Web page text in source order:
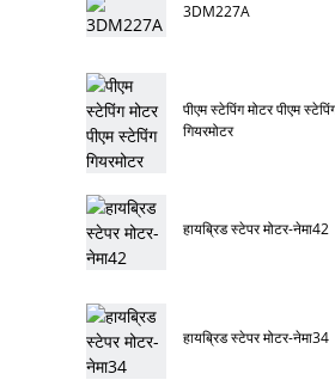
3DM227A
पीएम स्टेपिंग मोटर पीएम
गियरमोटर
हायब्रिड स्टेपर मोटर-नेमा42
हायब्रिड स्टेपर मोटर-नेमा34